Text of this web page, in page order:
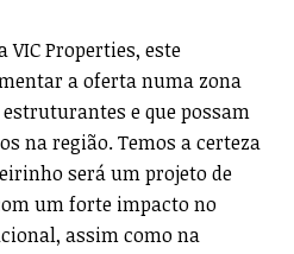
VIC Properties, este
a oferta numa zona
e que possam
na região. Temos a certeza
será um projeto de
um forte impacto no
assim como na